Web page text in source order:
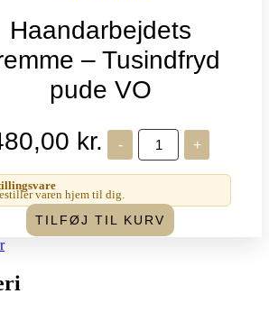
Haandarbejdets
– Tusindfryd
pude VO
kr. -
Haandarbejdets
Fremme
-
Tusindfryd
VO
antal
+
varen hjem til dig.
TILFØJ TIL KURV